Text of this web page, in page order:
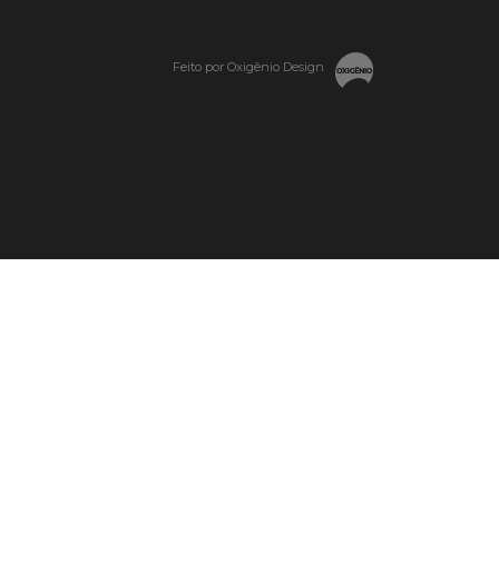
Feito por Oxigênio Design